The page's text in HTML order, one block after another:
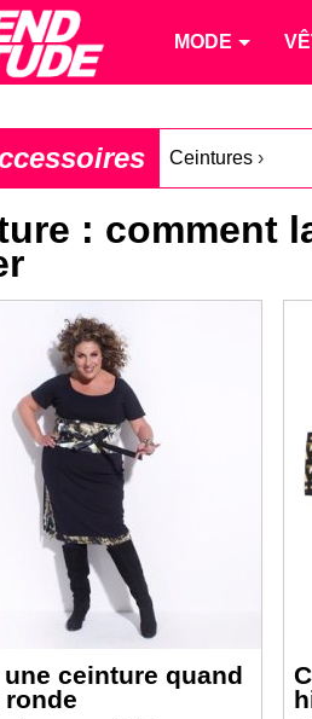
MODE
Ceintures ›
: comment
ceinture quand